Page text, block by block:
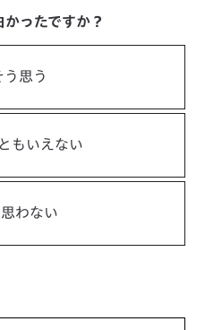
ったですか？
う思う
もいえない
わない